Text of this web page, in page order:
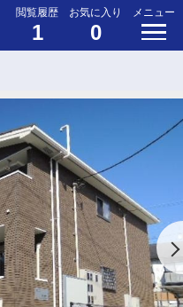
閲覧履歴
1
お気に入り
0
メニュー